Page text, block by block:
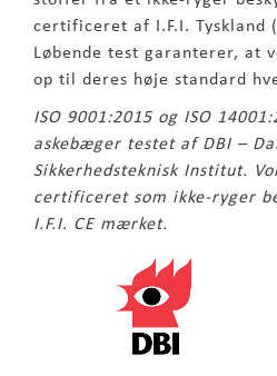
certificeret af I.F.I. Tyskland
Løbende test garanterer, at
op til deres høje standard
ISO 9001:2015 og ISO
askebæger testet af DBI –
Sikkerhedsteknisk Institut.
certificeret som ikke-ryger
I.F.I. CE mærket.